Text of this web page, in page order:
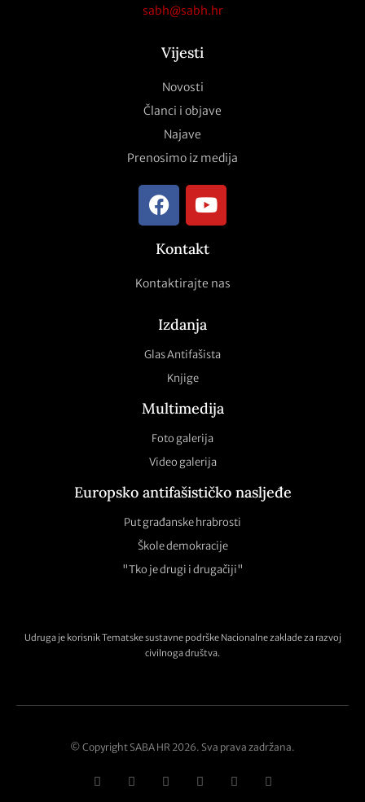
sabh@sabh.hr
Vijesti
Novosti
Članci i objave
Najave
Prenosimo iz medija
Kontakt
Kontaktirajte nas
Izdanja
Glas Antifašista
Knjige
Multimedija
Foto galerija
Video galerija
Europsko antifašističko nasljeđe
Put građanske hrabrosti
Škole demokracije
"Tko je drugi i drugačiji"
Udruga je korisnik Tematske sustavne podrške Nacionalne zaklade za razvoj
civilnoga društva.
© Copyright SABA HR 2026. Sva prava zadržana.